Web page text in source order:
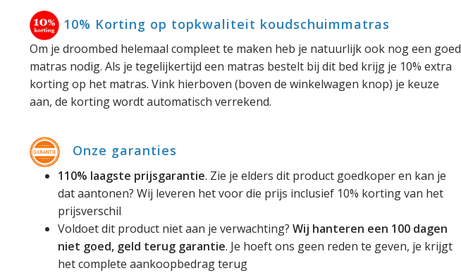
10% Korting op topkwaliteit koudschuimmatras
Om je droombed helemaal compleet te maken heb je natuurlijk ook nog een goed
matras nodig. Als je tegelijkertijd een matras bestelt bij dit bed krijg je 10% extra
korting op het matras. Vink hierboven (boven de winkelwagen knop) je keuze
aan, de korting wordt automatisch verrekend.
Onze garanties
110% laagste prijsgarantie. Zie je elders dit product goedkoper en kan je
dat aantonen? Wij leveren het voor die prijs inclusief 10% korting van het
prijsverschil
Voldoet dit product niet aan je verwachting? Wij hanteren een 100 dagen
niet goed, geld terug garantie. Je hoeft ons geen reden te geven, je krijgt
het complete aankoopbedrag terug